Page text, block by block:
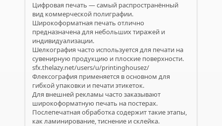
Цифровая печать — самый распространённый
вид коммерческой полиграфии.
Широкоформатная печать отлично
предназначена для небольших тиражей и
индивидуализации.
Шелкография часто используется для печати на
сувенирную продукцию и плоские поверхности.
sfx.thelazy.net/users/u/printinghousez/
Флексография применяется в основном для
гибкой упаковки и печати этикеток.
Для внешней рекламы часто заказывают
широкоформатную печать на постерах.
Послепечатная обработка содержит такие этапы,
как ламинирование, тиснение и склейка.